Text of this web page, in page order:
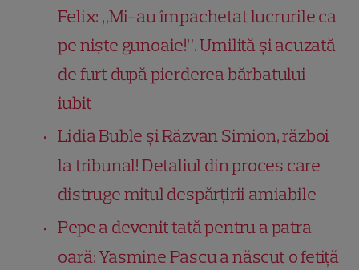
Felix: „Mi-au împachetat lucrurile ca
pe niște gunoaie!”. Umilită și acuzată
de furt după pierderea bărbatului
iubit
Lidia Buble și Răzvan Simion, război
la tribunal! Detaliul din proces care
distruge mitul despărțirii amiabile
Pepe a devenit tată pentru a patra
oară: Yasmine Pascu a născut o fetiță